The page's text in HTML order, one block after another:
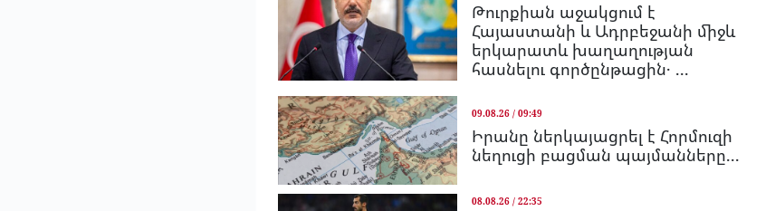
Թուրքիան աջակցում է
Հայաստանի և Ադրբեջանի միջև
երկարատև խաղաղության
հասնելու գործընթացին․ ...
09.08.26 / 09:49
Իրանը ներկայացրել է Հորմուզի
նեղուցի բացման պայմանները...
08.08.26 / 22:35